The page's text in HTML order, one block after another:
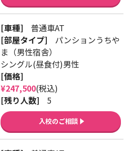
[車種]
普通車AT
[部屋タイプ]
パンションうちや
ま（男性宿舎）
シングル(昼食付)男性
[価格]
¥247,500(税込)
[残り人数]
5
入校のご相談